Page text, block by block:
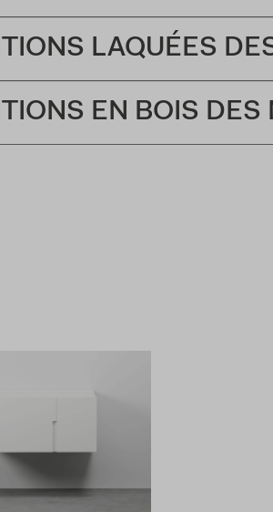
LAQUÉES
EN BOIS DES